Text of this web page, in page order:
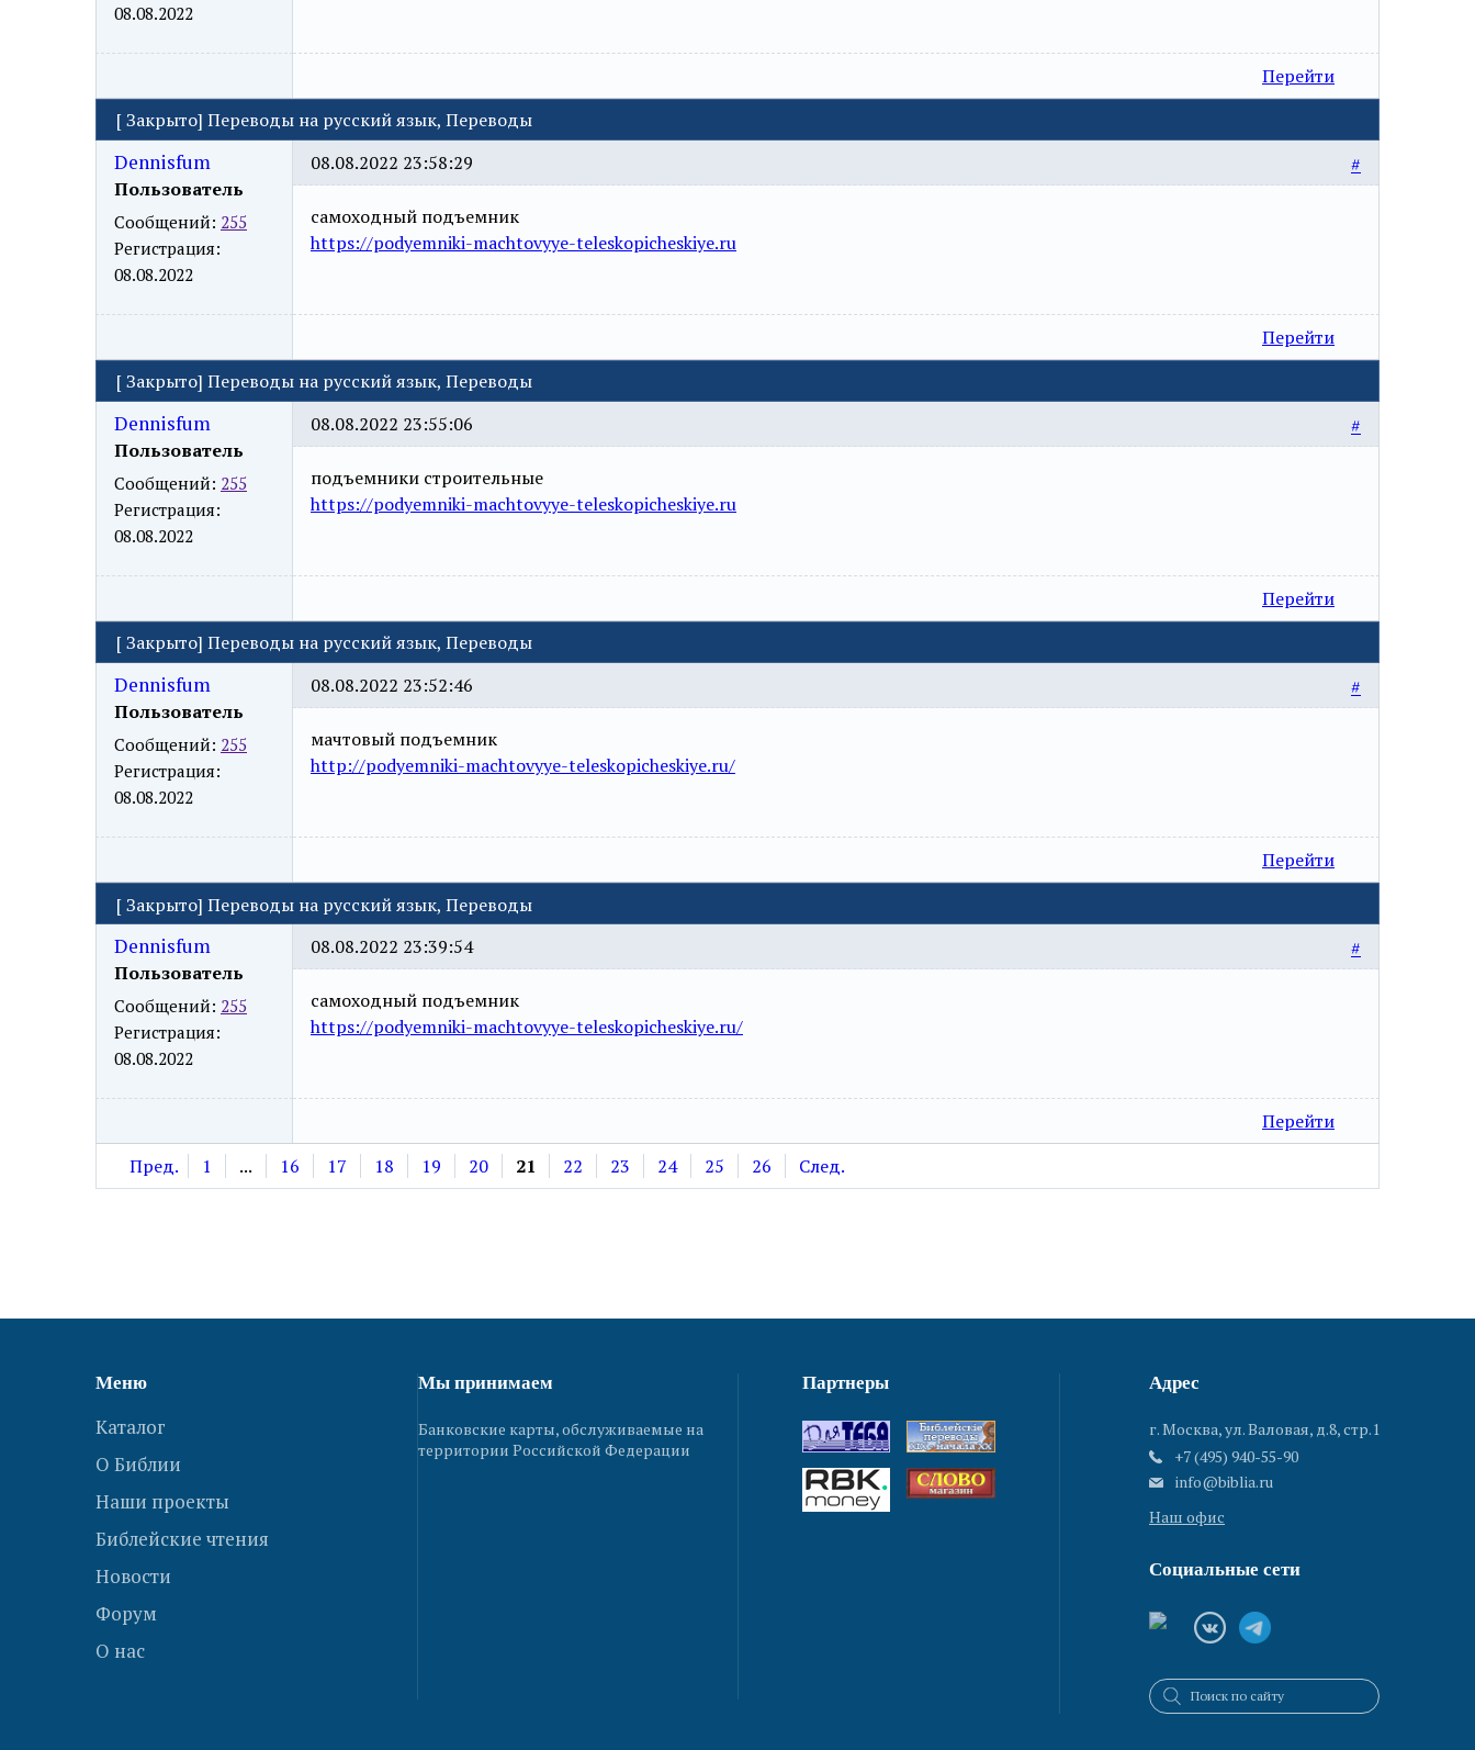
08.08.2022
Перейти
[Закрыто] Переводы на русский язык, Переводы
Dennisfum
Пользователь
Сообщений: 255
Регистрация:
08.08.2022
#
08.08.2022 23:58:29
самоходный подъемник
https://podyemniki-machtovyye-teleskopicheskiye.ru
Перейти
[Закрыто] Переводы на русский язык, Переводы
Dennisfum
Пользователь
Сообщений: 255
Регистрация:
08.08.2022
#
08.08.2022 23:55:06
подъемники строительные
https://podyemniki-machtovyye-teleskopicheskiye.ru
Перейти
[Закрыто] Переводы на русский язык, Переводы
Dennisfum
Пользователь
Сообщений: 255
Регистрация:
08.08.2022
#
08.08.2022 23:52:46
мачтовый подъемник
http://podyemniki-machtovyye-teleskopicheskiye.ru/
Перейти
[Закрыто] Переводы на русский язык, Переводы
Dennisfum
Пользователь
Сообщений: 255
Регистрация:
08.08.2022
#
08.08.2022 23:39:54
самоходный подъемник
https://podyemniki-machtovyye-teleskopicheskiye.ru/
Перейти
Пред.
1 ... 16 17 18 19 20 21 22 23 24 25 26 След.
Меню
Каталог
О Библии
Наши проекты
Библейские чтения
Новости
Форум
О нас
Мы принимаем
Банковские карты, обслуживаемые на
территории Российской Федерации
Партнеры Адрес
г. Москва, ул. Валовая, д.8, стр.1
+7 (495) 940-55-90
info@biblia.ru
Наш офис
Социальные сети